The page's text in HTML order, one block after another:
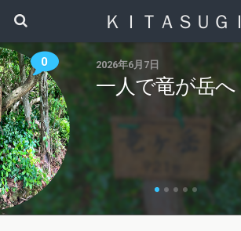
ＫＩＴＡＳＵＧＩ
0 2026年6月7日
一人で竜が岳へ